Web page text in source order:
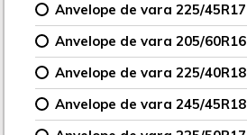
Anvelope de vara 225/45R17
Anvelope de vara 205/60R16
Anvelope de vara 225/40R18
Anvelope de vara 245/45R18